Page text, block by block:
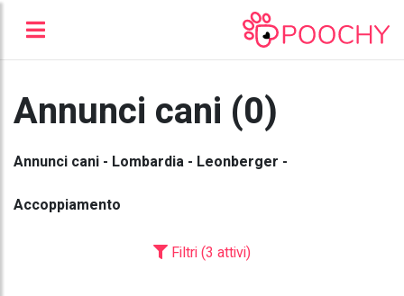
Annunci cani (0)
Annunci cani - Lombardia - Leonberger -
Accoppiamento
Filtri (3 attivi)